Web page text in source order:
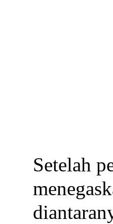
Setelah